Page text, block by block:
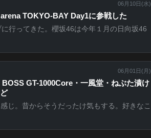
06月10日(水)
TOKYO-BAY Day1に参戦した
行ってきた。櫻坂46は今年１月の日向坂46
06月01日( 月 )
GT-1000Core・一風堂・ねぶた漬け
じ。昔からそうだったけ気もする。好きなこ